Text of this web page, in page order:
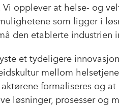
Vi opplever at helse- og
som ligger i
den etablerte industrien
et tydeligere
mellom
formaliseres og
løsninger, prosesser og